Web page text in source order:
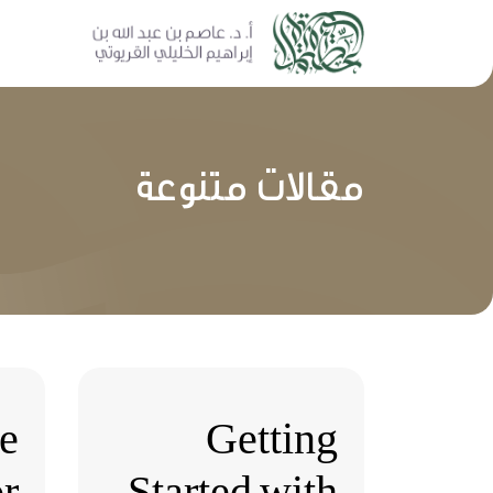
مقالات متنوعة
Getting